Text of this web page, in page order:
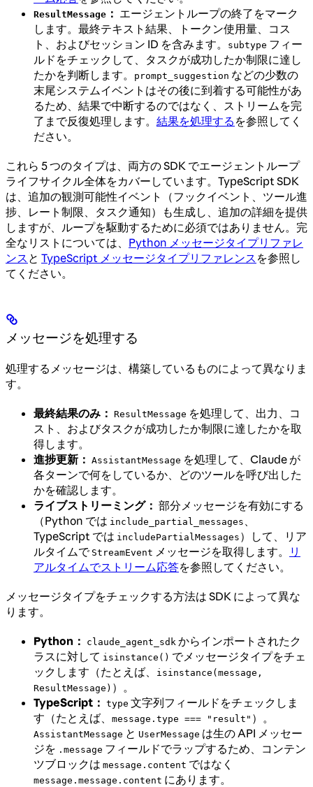
ResultMessage ： エージェントループの終了をマーク
します。最終テキスト結果、トークン使用量、コス
ト、およびセッション ID を含みます。
subtype フィー
ルドをチェックして、タスクが成功したか制限に達し
たかを判断します。
prompt_suggestion などの少数の
末尾システムイベントはその後に到着する可能性があ
るため、結果で中断するのではなく、ストリームを完
了まで反復処理します。 結果を処理する を参照してく
ださい。
これら 5 つのタイプは、両方の SDK でエージェントループ
ライフサイクル全体をカバーしています。TypeScript SDK
は、追加の観測可能性イベント（フックイベント、ツール進
捗、レート制限、タスク通知）も生成し、追加の詳細を提供
しますが、ループを駆動するために必須ではありません。完
全なリストについては、 Python メッセージタイプリファレ
ンス と TypeScript メッセージタイプリファレンス を参照し
てください。
メッセージを処理する
処理するメッセージは、構築しているものによって異なりま
す。
最終結果のみ： ResultMessage を処理して、出力、コ
スト、およびタスクが成功したか制限に達したかを取
得します。
進捗更新： AssistantMessage を処理して、Claude が
各ターンで何をしているか、どのツールを呼び出した
かを確認します。
ライブストリーミング： 部分メッセージを有効にする
（Python では include_partial_messages 、
TypeScript では includePartialMessages ）して、リア
ルタイムで StreamEvent メッセージを取得します。
リ
アルタイムでストリーム応答を参照してください。
メッセージタイプをチェックする方法は SDK によって異な
ります。
Python： claude_agent_sdk からインポートされたク
ラスに対して isinstance() でメッセージタイプをチェ
ックします（たとえば、
isinstance(message,
ResultMessage) ）。
TypeScript： type 文字列フィールドをチェックしま
す（たとえば、
message.type === "result" ）。
AssistantMessage と UserMessage は生の API メッセー
ジを .message フィールドでラップするため、コンテン
ツブロックは message.content ではなく
message.message.content にあります。